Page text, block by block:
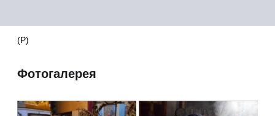
(Р)
Фотогалерея